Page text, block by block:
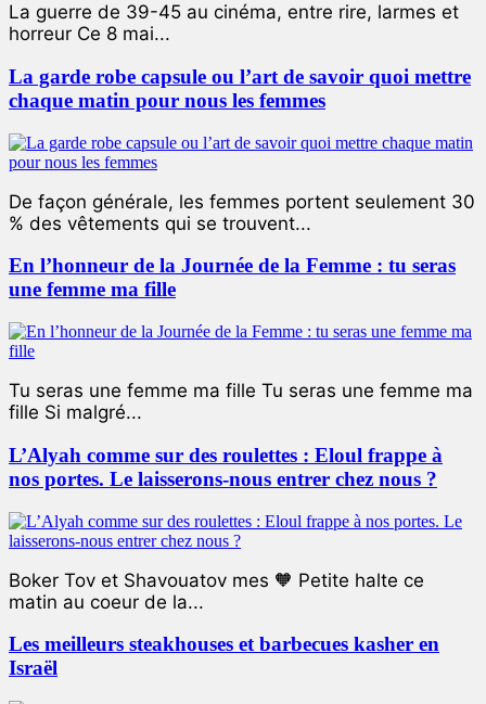
La guerre de 39-45 au cinéma, entre rire, larmes et
horreur Ce 8 mai...
La garde robe capsule ou l’art de savoir quoi mettre
chaque matin pour nous les femmes
De façon générale, les femmes portent seulement 30
% des vêtements qui se trouvent...
En l’honneur de la Journée de la Femme : tu seras
une femme ma fille
Tu seras une femme ma fille Tu seras une femme ma
fille Si malgré...
L’Alyah comme sur des roulettes : Eloul frappe à
nos portes. Le laisserons-nous entrer chez nous ?
Boker Tov et Shavouatov mes 🧡 Petite halte ce
matin au coeur de la...
Les meilleurs steakhouses et barbecues kasher en
Israël